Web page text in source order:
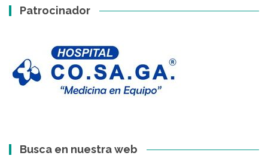
Patrocinador
Busca en nuestra web